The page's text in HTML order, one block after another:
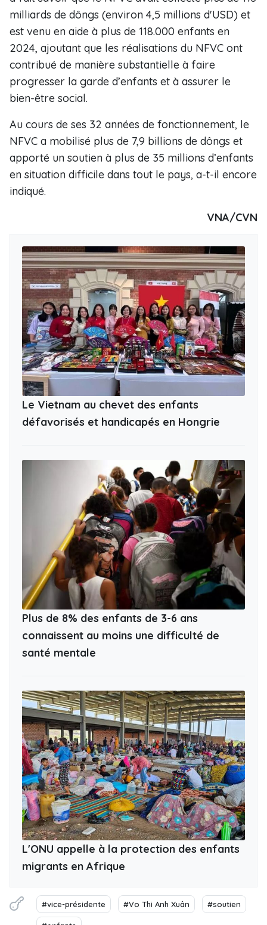
milliards de dôngs (environ 4,5 millions d'USD) et
est venu en aide à plus de 118.000 enfants en
2024, ajoutant que les réalisations du NFVC ont
contribué de manière substantielle à faire
progresser la garde d’enfants et à assurer le
bien-être social.
Au cours de ses 32 années de fonctionnement, le
NFVC a mobilisé plus de 7,9 billions de dôngs et
apporté un soutien à plus de 35 millions d’enfants
en situation difficile dans tout le pays, a-t-il encore
indiqué.
VNA/CVN
Le Vietnam au chevet des enfants
défavorisés et handicapés en Hongrie
Plus de 8% des enfants de 3-6 ans
connaissent au moins une difficulté de
santé mentale
L'ONU appelle à la protection des enfants
migrants en Afrique
#vice-présidente #Vo Thi Anh Xuân #soutien